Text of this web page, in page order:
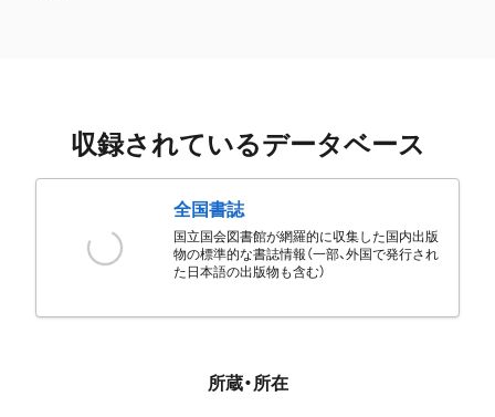
収録されているデータベース
全国書誌
国立国会図書館が網羅的に収集した国内出版
物の標準的な書誌情報（一部、外国で発行され
た日本語の出版物も含む）
所蔵・所在